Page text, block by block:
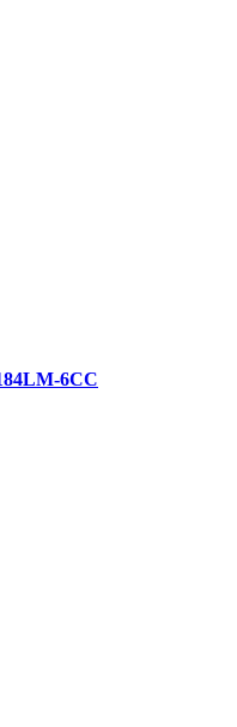
6CC